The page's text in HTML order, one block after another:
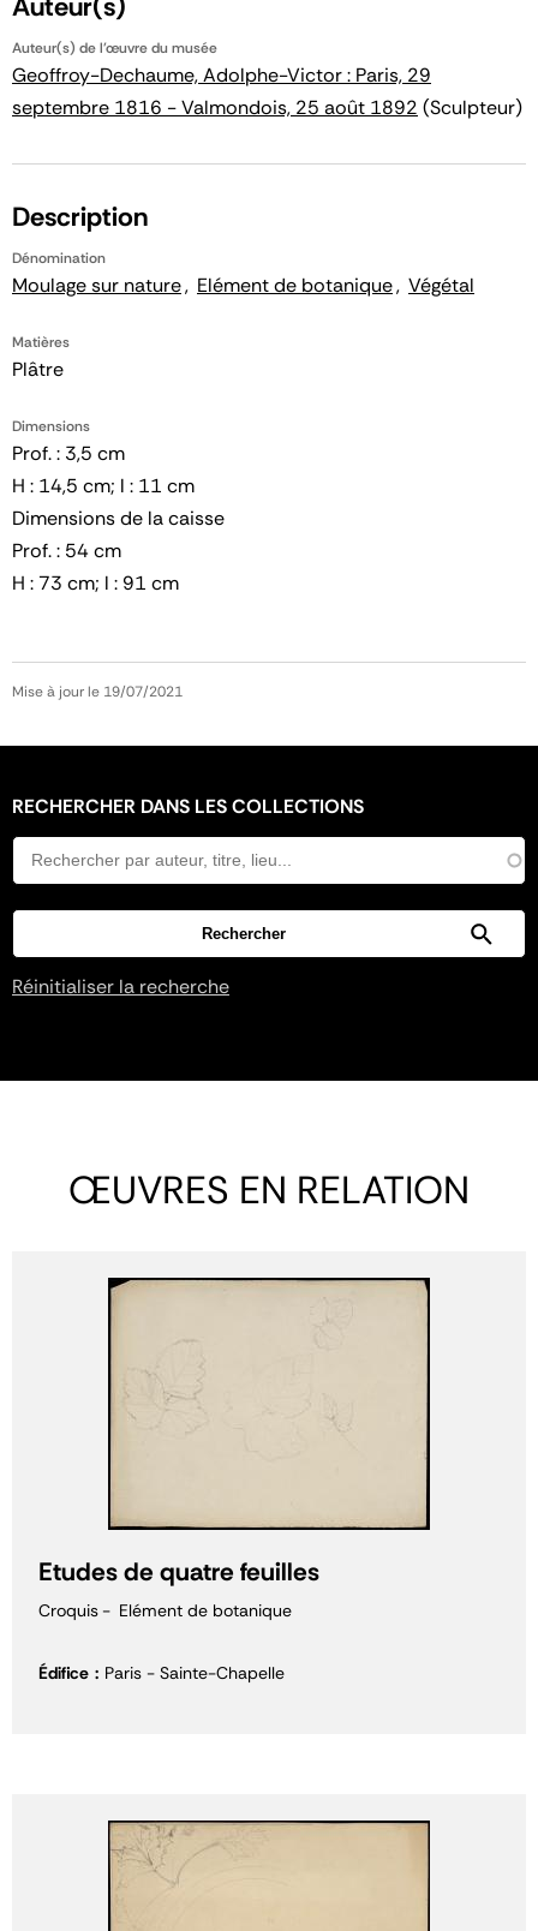
Auteur(s) de l'œuvre du musée
Geoffroy-Dechaume, Adolphe-Victor : Paris, 29
septembre 1816 - Valmondois, 25 août 1892 (Sculpteur)
Description
Dénomination
Moulage sur nature Elément de botanique Végétal
Matières
Plâtre
Dimensions
Prof. : 3,5 cm
H : 14,5 cm; l : 11 cm
Dimensions de la caisse
Prof. : 54 cm
H : 73 cm; l : 91 cm
Mise à jour le 19/07/2021
RECHERCHER DANS LES COLLECTIONS
Réinitialiser la recherche
ŒUVRES EN RELATION
Etudes de quatre feuilles
Croquis Elément de botanique
Édifice Paris - Sainte-Chapelle